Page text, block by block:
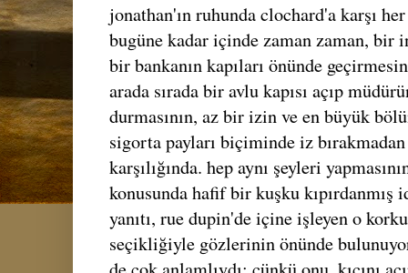
jonathan'ın ruhunda clochard'a karşı
bugüne kadar içinde zaman zaman, bir
bir bankanın kapıları önünde
arada sırada bir avlu kapısı açıp
durmasının, az bir izin ve en büyük
sigorta payları biçiminde iz
karşılığında. hep aynı şeyleri
konusunda hafif bir kuşku
yanıtı, rue dupin'de içine işleyen o
seçikliğiyle gözlerinin önünde